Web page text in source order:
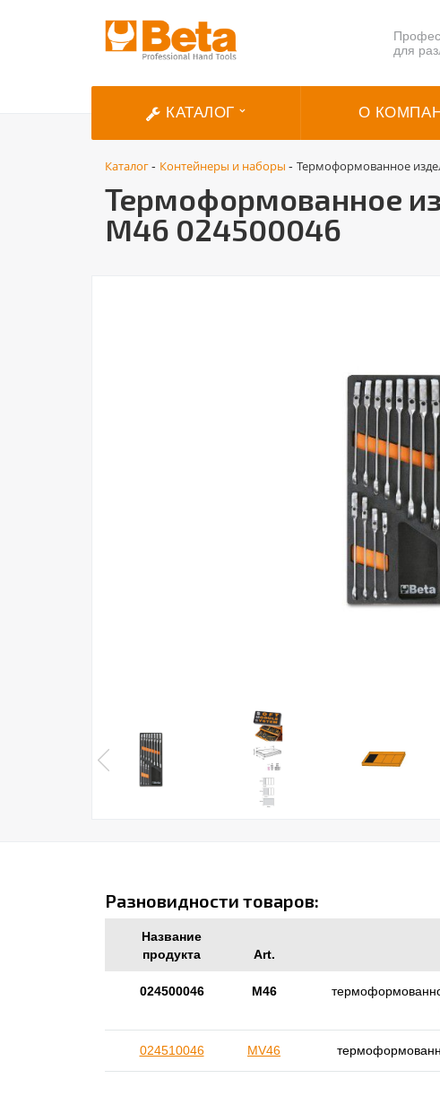
для
КАТАЛОГ О
Каталог- Контейнеры и наборы - Термоформованное
Термоформованное
M46 024500046
Разновидности товаров:
Название
продукта
Art.
024500046 M46
024510046 MV46